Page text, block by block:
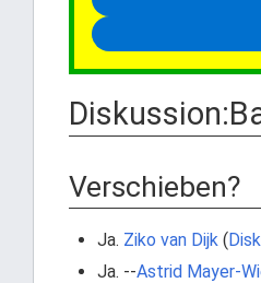
Diskussion:
Verschieben?
Ja. Ziko van Dijk(
Ja. --Astrid Mayer-